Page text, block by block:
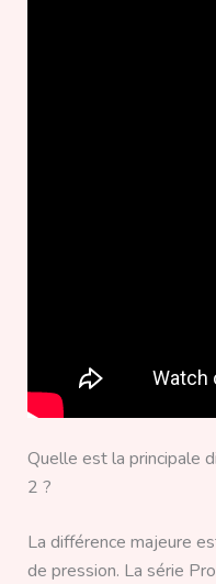
Quelle est la principale
2 ?
La différence majeure
de pression. La série